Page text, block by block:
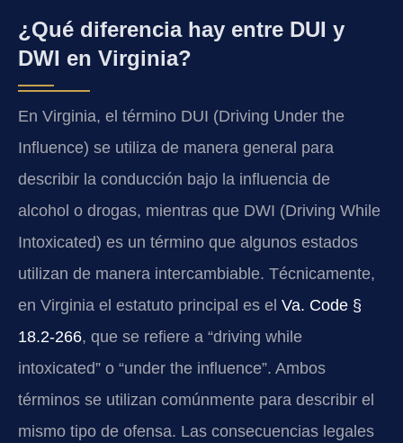
¿Qué diferencia hay entre DUI y
DWI en Virginia?
En Virginia, el término DUI (Driving Under the
Influence) se utiliza de manera general para
describir la conducción bajo la influencia de
alcohol o drogas, mientras que DWI (Driving While
Intoxicated) es un término que algunos estados
utilizan de manera intercambiable. Técnicamente,
en Virginia el estatuto principal es el Va. Code §
18.2-266, que se refiere a “driving while
intoxicated” o “under the influence”. Ambos
términos se utilizan comúnmente para describir el
mismo tipo de ofensa. Las consecuencias legales